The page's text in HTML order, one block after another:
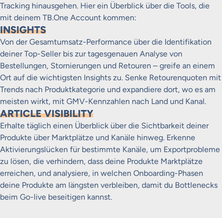
Tracking hinausgehen. Hier ein Überblick über die Tools, die
mit deinem TB.One Account kommen:
INSIGHTS
Von der Gesamtumsatz-Performance über die Identifikation
deiner Top-Seller bis zur tagesgenauen Analyse von
Bestellungen, Stornierungen und Retouren – greife an einem
Ort auf die wichtigsten Insights zu. Senke Retourenquoten mit
Trends nach Produktkategorie und expandiere dort, wo es am
meisten wirkt, mit GMV-Kennzahlen nach Land und Kanal.
ARTICLE VISIBILITY
Erhalte täglich einen Überblick über die Sichtbarkeit deiner
Produkte über Marktplätze und Kanäle hinweg. Erkenne
Aktivierungslücken für bestimmte Kanäle, um Exportprobleme
zu lösen, die verhindern, dass deine Produkte Marktplätze
erreichen, und analysiere, in welchen Onboarding-Phasen
deine Produkte am längsten verbleiben, damit du Bottlenecks
beim Go-live beseitigen kannst.